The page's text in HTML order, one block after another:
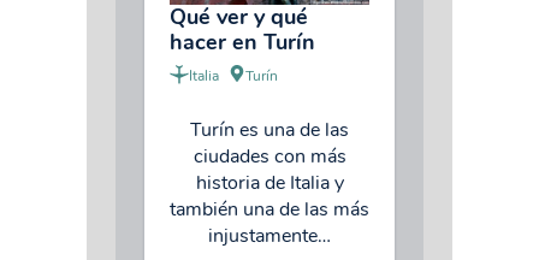
Qué ver y qué
hacer en Turín
Italia Turín
Turín es una de las
ciudades con más
historia de Italia y
también una de las más
injustamente…